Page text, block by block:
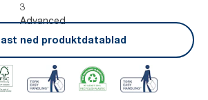
3
Advanced
ned produktdatablad